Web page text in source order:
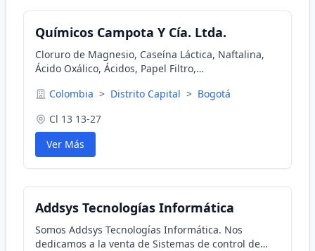
Químicos Campota Y Cía. Ltda.
Cloruro de Magnesio, Caseína Láctica, Naftalina,
Ácido Oxálico, Ácidos, Papel Filtro,
Potasio,Flor de Jamaica,Silica Gel,Carbonato de
Colombia > Distrito Capital > Bogotá
Cl 13 13-27
Ver Más
Addsys Tecnologías Informática
Somos Addsys Tecnologías Informática. Nos
dedicamos a la venta de Sistemas de control de